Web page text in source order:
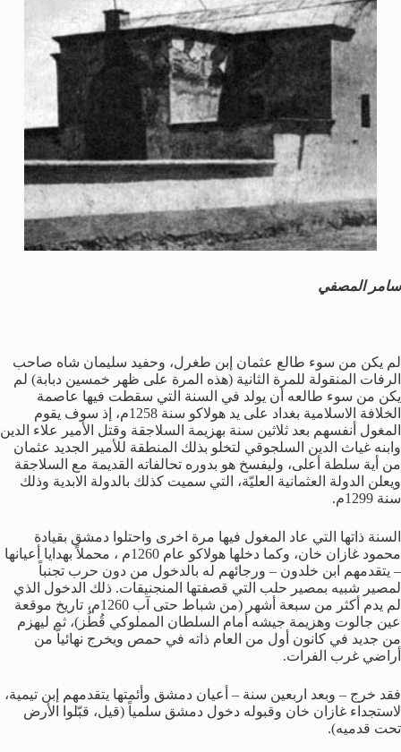
سامر المصفي
لم يكن من سوء طالع عثمان إبن طغرل، وحفيد سليمان شاه صاحب
الرفات المنقولة للمرة الثانية (هذه المرة على ظهر خمسين دبابة) لم
يكن من سوء طالعه أن يولد في السنة التي سقطت فيها عاصمة
الخلافة الاسلامية بغداد على يد هولاكو سنة 1258م، إذ سوف يقوم
المغول أنفسهم بعد ثلاثين سنة بهزيمة السلاجقة وقتل الأمير علاء الدين
وابنه غياث الدين السلجوقي لتخلو بذلك المنطقة للأمير الجديد عثمان
من أية سلطة أعلى، وليفسخ هو بدوره تحالفاته القديمة مع السلاجقة
ويعلن الدولة العثمانية العليّة، التي سميت كذلك بالدولة الابدية وذلك
سنة 1299م.
السنة ذاتها التي عاد المغول فيها مرة اخرى واحتلوا دمشق بقيادة
محمود غازان خان، وكما دخلها هولاكو عام 1260م ، محملاً بهدايا أعيانها
– يتقدمهم ابن خلدون – ورجائهم له بالدخول من دون حرب تجنباً
لمصير شبيه بمصير حلب التي قصفتها المنجنيقات. ذلك الدخول الذي
لم يدم أكثر من سبعة أشهر (من شباط حتى آب 1260م، تاريخ موقعة
عين جالوت وهزيمة جيشه أمام السلطان المملوكي قُطُز)، ثم ليهزم
من جديد في كانون أول من العام ذاته في حمص ويخرج نهائياّ من
أراضي غرب الفرات.
فقد خرج – وبعد اربعين سنة – أعيان دمشق وأئمتها يتقدمهم إبن تيمية،
لاستجداء غازان خان وقبوله دخول دمشق سلمياً (قيل، قبّلوا الأرض
تحت قدميه).